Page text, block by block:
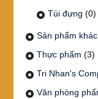
Túi đựng (0)
Sản phẩm khác
Thực phẩm (3)
Tri Nhan's
Văn phòng